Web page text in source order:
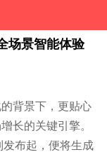
场景智能体验
背景下，更贴心
长的关键引擎。
布起，便将生成